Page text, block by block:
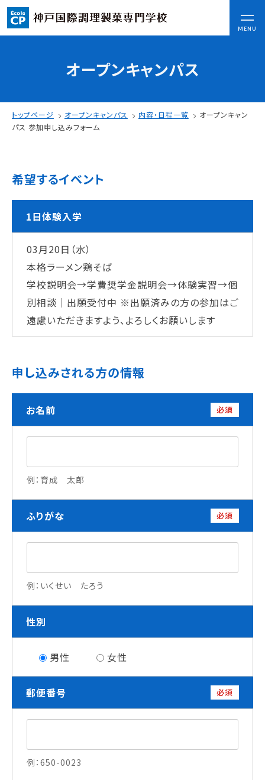
MENU
CLOSE
ここから始まる私の未来
日本全国から集まる学生たち
AO入試
指定校推薦入試
一般入試
学校案内
学校法人 育成学園の歩み
理事長メッセージ
学費・奨学金
住まいサポート
学科紹介
資格・就職
就職について
インターンシップ
活躍する卒業生
学校の特長
フォローアップレッスン
Eラーニング
海外研修
先生紹介
キャンパスライフ
オープンキャンパス
トップページ オープンキャンパス 内容・日程一覧
オープンキャン
パス 参加申し込みフォーム
希望するイベント
1日体験入学
03月20日（水）
本格ラーメン鶏そば
学校説明会→学費奨学金説明会→体験実習→個
別相談｜出願受付中 ※出願済みの方の参加はご
遠慮いただきますよう、よろしくお願いします
申し込みされる方の情報
お名前 必須
例：育成 太郎
ふりがな 必須
例：いくせい たろう
性別
男性 女性
郵便番号 必須
例：650-0023